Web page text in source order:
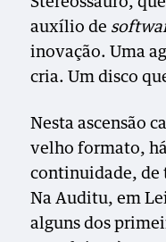
auxílio de
inovação. Uma
cria. Um disco
Nesta ascensão
velho formato,
continuidade, de
Na Auditu, em
alguns dos